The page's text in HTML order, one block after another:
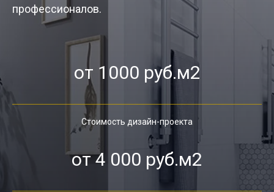
профессионалов.
от 1000 руб.м2
Стоимость дизайн-проекта
от 4 000 руб.м2